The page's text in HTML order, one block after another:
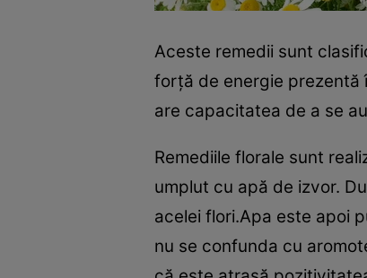
Aceste remedii sunt
forţă de energie prezentă
are capacitatea de a se
Remediile florale sunt
umplut cu apă de izvor.
acelei flori.Apa este apoi
nu se confunda cu